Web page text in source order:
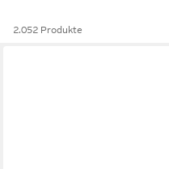
2.052 Produkte